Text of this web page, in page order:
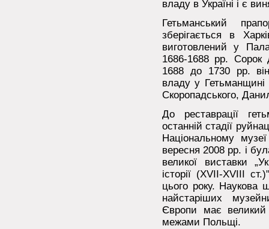
владу в Україні і є
Гетьманський
зберігається в
виготовлений у
1686-1688 рр. Сорок
1688 до 1730 рр.
владу у Гетьманщині
Скоропадського,
До реставрації
останній стадії
Національному
вересня 2008 рр. і
великої виставки
історії (XVII-XVIII
цього року. Наукова
найстаріших
Європи має великий
межами Польщі.